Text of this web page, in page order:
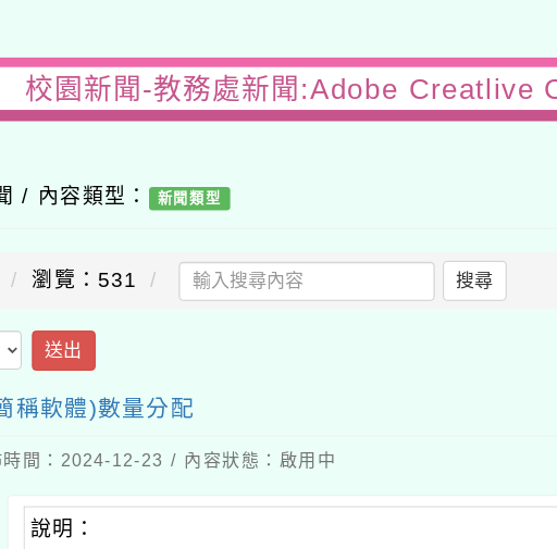
校園新聞-教務處新聞:Adobe Creatlive
/ 內容類型： 新聞類型
瀏覽：531 搜尋
送出
稱軟體)數量分配
間：2024-12-23 / 內容狀態：啟用中
說明：